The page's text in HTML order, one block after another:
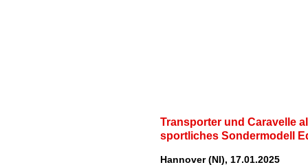
Transporter und Caravelle
sportliches Sondermodell
Hannover (NI), 17.01.2025